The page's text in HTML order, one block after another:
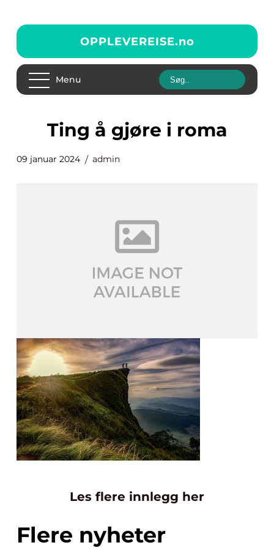
OPPLEVEREISE.no
Menu
ting å gjøre i roma
09 januar 2024 admin
Les flere innlegg her
Flere nyheter